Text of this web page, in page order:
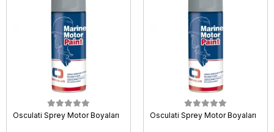
Osculati Sprey Motor Boyaları Osculati Sprey Motor Boyaları